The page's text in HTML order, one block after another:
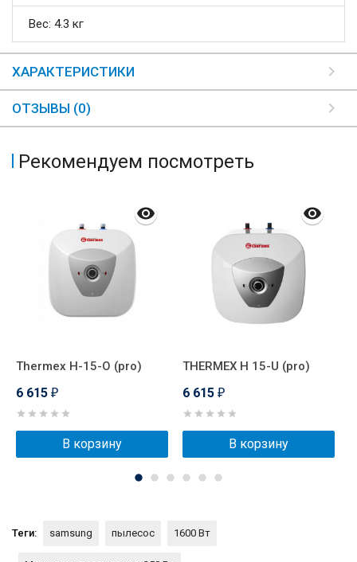
Вес: 4.3 кг
ХАРАКТЕРИСТИКИ
ОТЗЫВЫ (0)
Рекомендуем посмотреть
Thermex H-15-O (pro)
6 615 ₽
В корзину
THERMEX H 15-U (pro)
6 615 ₽
В корзину
Теги: samsung пылесос 1600 Вт